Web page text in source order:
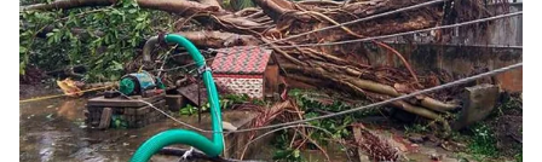
Theo dõi báo trên
Cơ quan chủ quản:Đài Truyền hình Việt Nam